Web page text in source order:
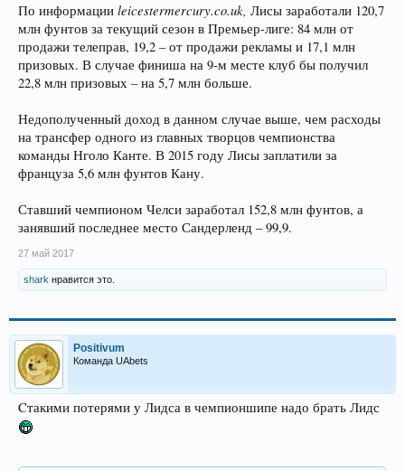
По информации leicestermercury.co.uk, Лисы заработали 120,7
млн фунтов за текущий сезон в Премьер-лиге: 84 млн от
продажи телеправ, 19,2 – от продажи рекламы и 17,1 млн
призовых. В случае финиша на 9-м месте клуб бы получил
22,8 млн призовых – на 5,7 млн больше.
Недополученный доход в данном случае выше, чем расходы
на трансфер одного из главных творцов чемпионства
команды Нголо Канте. В 2015 году Лисы заплатили за
француза 5,6 млн фунтов Кану.
Ставший чемпионом Челси заработал 152,8 млн фунтов, а
занявший последнее место Сандерленд – 99,9.
27 май 2017
shark нравится это.
Positivum
Команда UAbets
Cтакими потерями у Лидса в чемпионшипе надо брать Лидс